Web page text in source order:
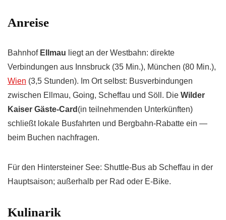
Anreise
Bahnhof Ellmau liegt an der Westbahn: direkte
Verbindungen aus Innsbruck (35 Min.), München (80 Min.),
Wien (3,5 Stunden). Im Ort selbst: Busverbindungen
zwischen Ellmau, Going, Scheffau und Söll. Die Wilder
Kaiser Gäste-Card (in teilnehmenden Unterkünften)
schließt lokale Busfahrten und Bergbahn-Rabatte ein —
beim Buchen nachfragen.
Für den Hintersteiner See: Shuttle-Bus ab Scheffau in der
Hauptsaison; außerhalb per Rad oder E-Bike.
Kulinarik